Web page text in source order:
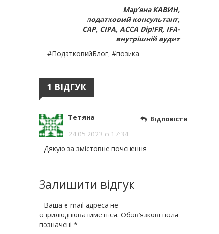
Мар’яна КАВИН,
податковий консультант,
САР, СІРА, АССА DipIFR, IFA-
внутрішній аудит
#ПодатковийБлог, #позика
1 ВІДГУК
Тетяна
24.05.2023 о 17:34
Дякую за змістовне почснення
Відповісти
Залишити відгук
Ваша e-mail адреса не
оприлюднюватиметься. Обов’язкові поля
позначені *